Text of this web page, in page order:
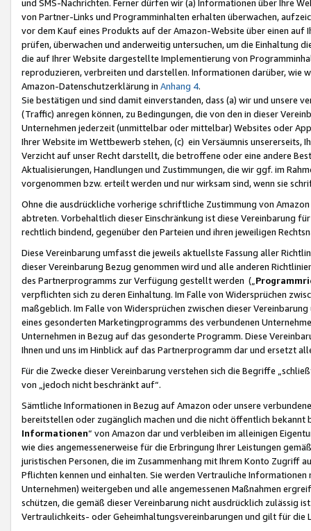
und SMS-Nachrichten. Ferner dürfen wir (a) Informationen über Ihre
von Partner-Links und Programminhalten erhalten überwachen,
vor dem Kauf eines Produkts auf der Amazon-Website über einen
prüfen, überwachen und anderweitig untersuchen, um die Einhaltung
die auf Ihrer Website dargestellte Implementierung von
reproduzieren, verbreiten und darstellen. Informationen darüber, wie
Amazon-Datenschutzerklärung in Anhang 4.
Sie bestätigen und sind damit einverstanden, dass (a) wir und
(Traffic) anregen können, zu Bedingungen, die von den in dieser
Unternehmen jederzeit (unmittelbar oder mittelbar) Websites oder
Ihrer Website im Wettbewerb stehen, (c) ein Versäumnis unsererseits,
Verzicht auf unser Recht darstellt, die betroffene oder eine andere
Aktualisierungen, Handlungen und Zustimmungen, die wir ggf. im
vorgenommen bzw. erteilt werden und nur wirksam sind, wenn sie
Ohne die ausdrückliche vorherige schriftliche Zustimmung von
abtreten. Vorbehaltlich dieser Einschränkung ist diese Vereinbarung
rechtlich bindend, gegenüber den Parteien und ihren jeweiligen
Diese Vereinbarung umfasst die jeweils aktuellste Fassung aller
dieser Vereinbarung Bezug genommen wird und alle anderen
des Partnerprogramms zur Verfügung gestellt werden („
verpflichten sich zu deren Einhaltung. Im Falle von Widersprüchen
maßgeblich. Im Falle von Widersprüchen zwischen dieser
eines gesonderten Marketingprogramms des verbundenen
Unternehmen in Bezug auf das gesonderte Programm. Diese
Ihnen und uns im Hinblick auf das Partnerprogramm dar und ersetzt
Für die Zwecke dieser Vereinbarung verstehen sich die Begriffe
von „jedoch nicht beschränkt auf“.
Sämtliche Informationen in Bezug auf Amazon oder unsere
bereitstellen oder zugänglich machen und die nicht öffentlich
Informationen“ von Amazon dar und verbleiben im alleinigen
wie dies angemessenerweise für die Erbringung Ihrer Leistungen
juristischen Personen, die im Zusammenhang mit Ihrem Konto
Pflichten kennen und einhalten. Sie werden Vertrauliche
Unternehmen) weitergeben und alle angemessenen Maßnahmen
schützen, die gemäß dieser Vereinbarung nicht ausdrücklich zulässig
Vertraulichkeits- oder Geheimhaltungsvereinbarungen und gilt für die